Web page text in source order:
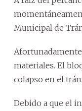
Municipal de
materiales. El
colapso en el
Debido a que el